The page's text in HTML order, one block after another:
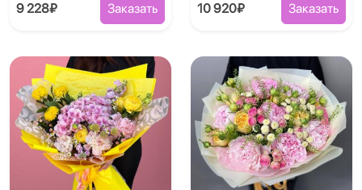
9 228₽ Заказать 10 920₽ Заказать